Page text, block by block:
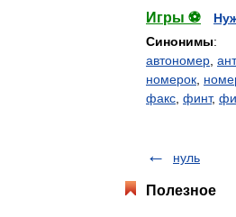
Игры ⚽
Синонимы:
автономер
номерок
факс финт,
нуль
Полезное